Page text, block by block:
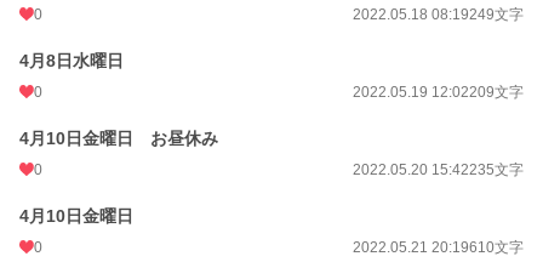
0 2022.05.18 08:19249文字
4月8日水曜日
0 2022.05.19 12:02209文字
4月10日金曜日 お昼休み
0 2022.05.20 15:42235文字
4月10日金曜日
0 2022.05.21 20:19610文字